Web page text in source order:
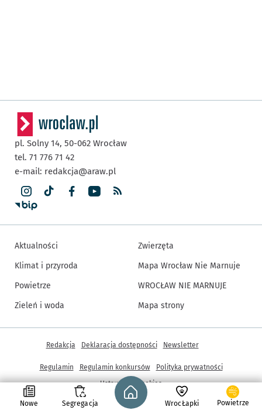
Nowe Segregacja
Strona główna - wroclaw.pl
WrocŁapki Powietrze
pl. Solny 14, 50-062 Wrocław
tel. 71 776 71 42
e-mail: redakcja@araw.pl
Aktualności
Klimat i przyroda
Powietrze
Zieleń i woda
Zwierzęta
Mapa Wrocław Nie Marnuje
WROCŁAW NIE MARNUJE
Mapa strony
© Copyright 2005-2026, ARAW S.A., Gmina Wrocław
Inne informacje
Redakcja Deklaracja dostępności Newsletter
Regulamin Regulamin konkursów
Polityka prywatności
Ustawienia cookies